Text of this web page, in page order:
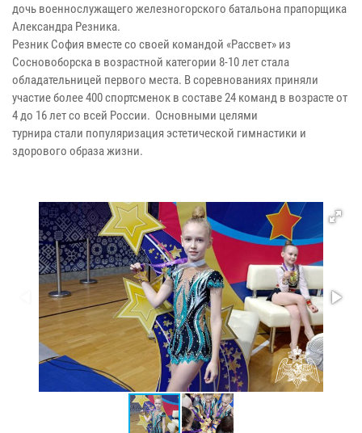
дочь военнослужащего железногорского батальона прапорщика
Александра Резника.
Резник София вместе со своей командой «Рассвет» из
Сосновоборска в возрастной категории 8-10 лет стала
обладательницей первого места. В соревнованиях приняли
участие более 400 спортсменок в составе 24 команд в возрасте от
4 до 16 лет со всей России. Основными целями
турнира стали популяризация эстетической гимнастики и
здорового образа жизни.